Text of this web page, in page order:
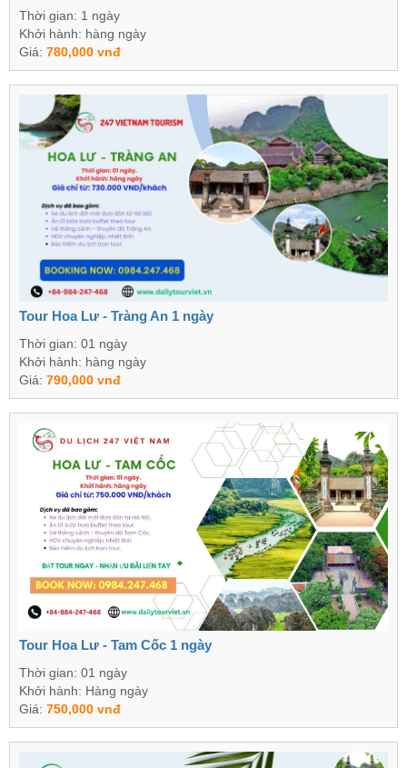
Thời gian: 1 ngày
Khởi hành: hàng ngày
Giá: 780,000 vnđ
Tour Hoa Lư - Tràng An 1 ngày
Thời gian: 01 ngày
Khởi hành: hàng ngày
Giá: 790,000 vnđ
Tour Hoa Lư - Tam Cốc 1 ngày
Thời gian: 01 ngày
Khởi hành: Hàng ngày
Giá: 750,000 vnđ